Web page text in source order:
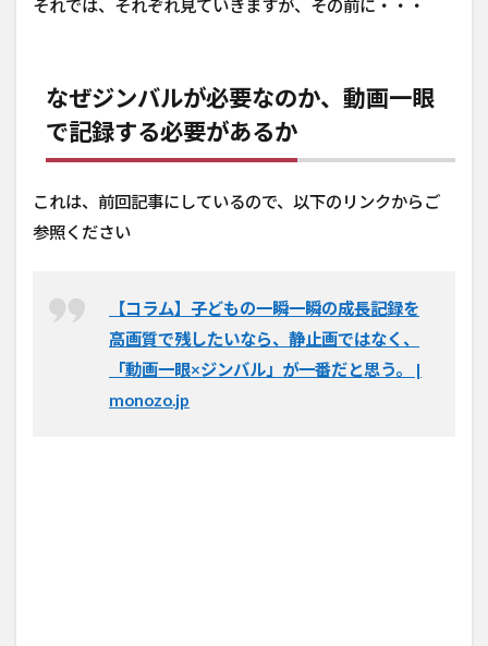
それでは、それぞれ見ていきますが、その前に・・・
なぜジンバルが必要なのか、動画一眼
で記録する必要があるか
これは、前回記事にしているので、以下のリンクからご
参照ください
【コラム】子どもの一瞬一瞬の成長記録を
高画質で残したいなら、静止画ではなく、
「動画一眼×ジンバル」が一番だと思う。 |
monozo.jp